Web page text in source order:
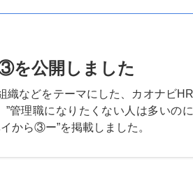
を公開しました
織などをテーマにした、カオナビ
管理職になりたくない人は多いのに
ら③ー”を掲載しました。